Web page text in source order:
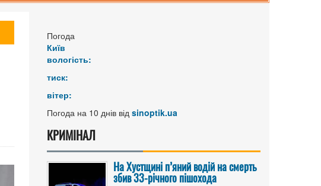
Погода
Київ
вологість:
тиск:
вітер:
Погода на 10 днів від sinoptik.ua
КРИМІНАЛ
На Хустщині п’яний водій на смерть
збив 33-річного пішохода